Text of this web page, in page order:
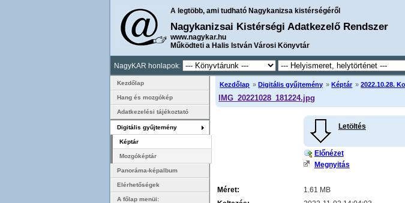
A legtöbb, ami tudható Nagykanizsa kistérségéről
Nagykanizsai Kistérségi Adatkezelő Rendszer
www.nagykar.hu
Működteti a Halis István Városi Könyvtár
NagyKAR honlapok:
Kezdőlap » Digitális gyűjtemény » Képtár »2022.10.28.
IMG_20221028_181224.jpg
Letöltés
Előnézet
Megnyitás
Méret:
1.61 MB
Kezdőlap
Hang és mozgókép
Adatkezelési tájékoztató
Digitális gyűjtemény
Képtár
Mozgóképtár
Panoráma-képalbum
Elérhetőségek
A főlap menüi: